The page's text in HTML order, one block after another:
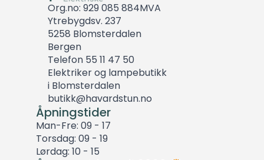
Org.no: 929 085 884MVA
Ytrebygdsv. 237
5258 Blomsterdalen
Bergen
Telefon 55 11 47 50
Elektriker og lampebutikk
i Blomsterdalen
butikk@havardstun.no
Åpningstider
Man-Fre: 09 - 17
Torsdag: 09 - 19
Lørdag: 10 - 15